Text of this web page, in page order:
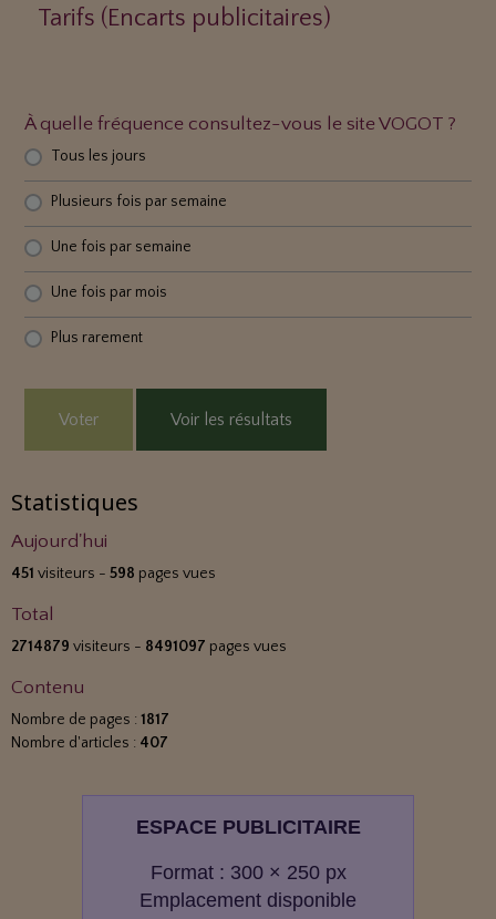
Tarifs (Encarts publicitaires)
À quelle fréquence consultez-vous le site VOGOT ?
Tous les jours
Plusieurs fois par semaine
Une fois par semaine
Une fois par mois
Plus rarement
Voter Voir les résultats
Statistiques
Aujourd'hui
451 visiteurs - 598 pages vues
Total
2714879 visiteurs - 8491097 pages vues
Contenu
Nombre de pages : 1817
Nombre d'articles : 407
ESPACE PUBLICITAIRE
Format : 300 × 250 px
Emplacement disponible